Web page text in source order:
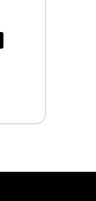
de
producto